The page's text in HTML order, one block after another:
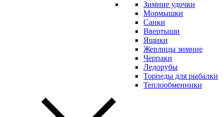
Зимние удочки
Мормышки
Санки
Ввертыши
Ящики
Жерлицы зимние
Черпаки
Ледорубы
Торпеды для рыбалки
Теплообменники